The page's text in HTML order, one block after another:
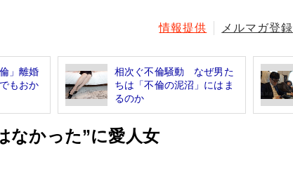
情報提供 メルマガ登録
」離婚
もおか
相次ぐ不倫騒動 なぜ男た
ちは「不倫の泥沼」にはま
るのか
なかった”に愛人女